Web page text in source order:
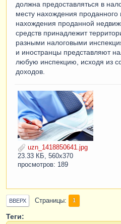
должна предоставляться в
месту нахождения
нахождения проданной
средств принадлежит
разными налоговыми
и иностранцы представляют
любую инспекцию, исходя из
доходов.
uzn_1418850641.jpg
23.33 КБ, 560x370
просмотров: 189
ВВЕРХ Страницы 1
Теги: